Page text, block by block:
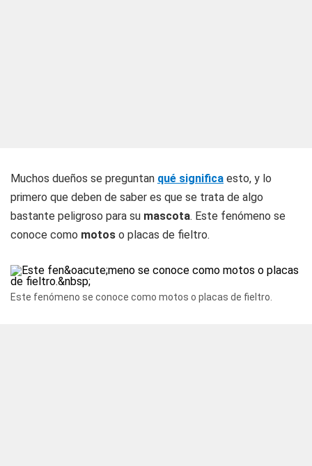
Muchos dueños se preguntan qué significa esto, y lo
primero que deben de saber es que se trata de algo
bastante peligroso para su mascota. Este fenómeno se
conoce como motos o placas de fieltro.
Este fenómeno se conoce como motos o placas de fieltro.